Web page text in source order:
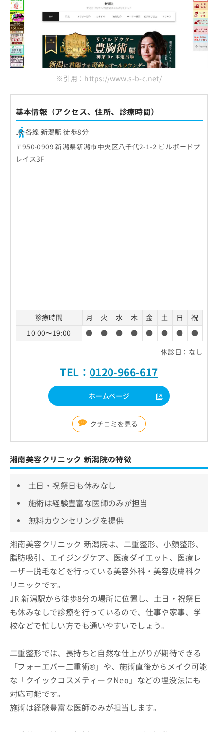
※引用：https://www.s-b-c.net/
基本情報（アクセス、住所、診療時間）
JR 各線 新潟駅 徒歩8分
〒950-0909 新潟県新潟市中央区八千代2-1-2 ビルボードプ
レイス3F
診療時間 月 火 水 木 金 土 日
祝
10:00〜19:00
● ● ● ● ● ● ●
●
休診日：なし
TEL： 0120-966-617
ホームページ
クチコミを見る
湘南美容クリニック 新潟院の特徴
土日・祝祭日も休みなし
施術は経験豊富な医師のみが担当
無料カウンセリングを提供
湘南美容クリニック 新潟院は、二重整形、小顔整形、
脂肪吸引、エイジングケア、医療ダイエット、医療レ
ーザー脱毛などを行っている美容外科・美容皮膚科ク
リニックです。
JR 新潟駅から徒歩8分の場所に位置し、土日・祝祭日
も休みなしで診療を行っているので、仕事や家事、学
校などで忙しい方でも通いやすいでしょう。
二重整形では、長持ちと自然な仕上がりが期待できる
「フォーエバー二重術®」や、施術直後からメイク可能
な「クイックコスメティークNeo」などの埋没法にも
対応可能です。
施術は経験豊富な医師のみが担当します。